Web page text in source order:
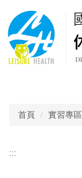
到
主
要
內
首頁 實習專區
:::